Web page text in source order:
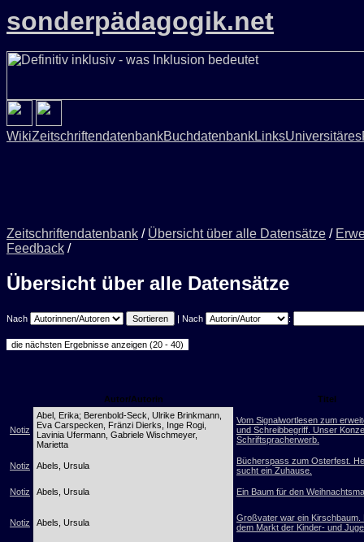
sonderpädagogik.net
WikiZeitschriftendatenbankBuchdatenbankLinksUniversitäres
Zeitschriftendatenbank / Übersicht über alle Datensätze /
Feedback /
Übersicht über alle Datensätze
Nach | Nach :
Autor/Autorin Titel
Notiz
Abel, Erika; Berenbold-Seck, Ulrike Brinkmann,
Eva Carspecken, Fränzi Dierks, Inge Rogi,
Lavinia Ufermann, Gabriele Wischmeyer,
Marietta
Vom Signalwortlesen zum
und Schreibbegriff. Unser
Schriftspracherwerb.
Notiz Abels, Ursula
Bücherspass zum Osterfest.
sucht ein Zuhause.
Notiz Abels, Ursula Ein Baum für den
Notiz Abels, Ursula
Großvater war ein Kirschbaum.
dem Markt der Kinder- und